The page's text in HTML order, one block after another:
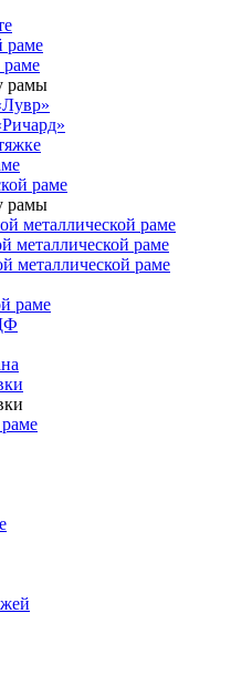
раме
раме
рамы
раме
рамы
металлической раме
металлической раме
металлической раме
раме